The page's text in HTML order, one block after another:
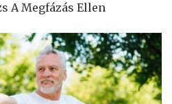
A Megfázás Ellen